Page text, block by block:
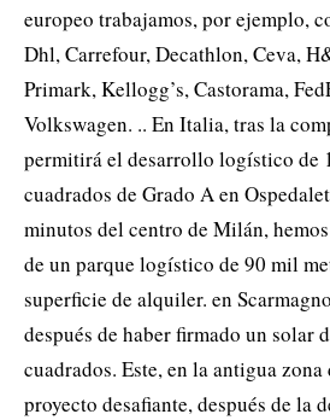
europeo trabajamos, por ejemplo,
Dhl, Carrefour, Decathlon, Ceva,
Primark, Kellogg’s, Castorama,
Volkswagen. .. En Italia, tras la
permitirá el desarrollo logístico de
cuadrados de Grado A en
minutos del centro de Milán,
de un parque logístico de 90 mil
superficie de alquiler. en
después de haber firmado un solar
cuadrados. Este, en la antigua
proyecto desafiante, después de la